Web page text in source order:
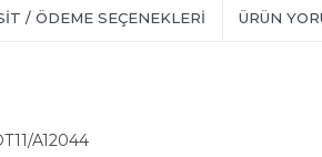
/ ÖDEME SEÇENEKLERI ÜRÜN
A12044